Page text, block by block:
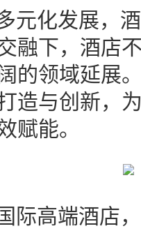
元化发展，
融下，酒店
的领域延展
造与创新，
赋能。
际高端酒店